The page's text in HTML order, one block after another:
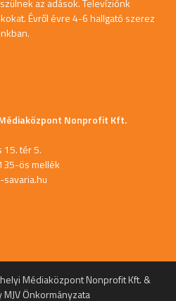
az adások. Televíziónk
Évről évre 4-6 hallgató szerez
Nonprofit Kft.
15. tér 5.
ös mellék
Médiaközpont Nonprofit Kft. &
Önkormányzata